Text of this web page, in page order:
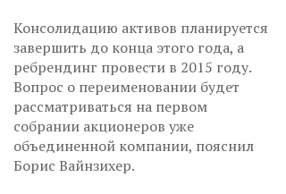
Консолидацию активов планируется
завершить до конца этого года, а
ребрендинг провести в 2015 году.
Вопрос о переименовании будет
рассматриваться на первом
собрании акционеров уже
объединенной компании, пояснил
Борис Вайнзихер.